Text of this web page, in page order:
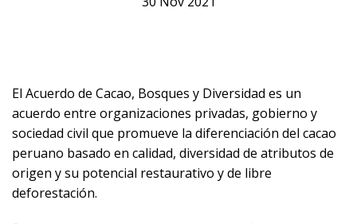
El Acuerdo de Cacao, Bosques y Diversidad es un
acuerdo entre organizaciones privadas, gobierno y
sociedad civil que promueve la diferenciación del cacao
peruano basado en calidad, diversidad de atributos de
origen y su potencial restaurativo y de libre
deforestación.